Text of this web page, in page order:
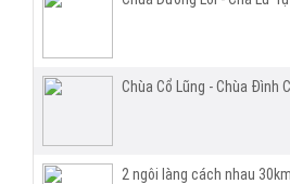
Chùa Cổ Lũng - Chùa Đình
2 ngôi làng cách nhau